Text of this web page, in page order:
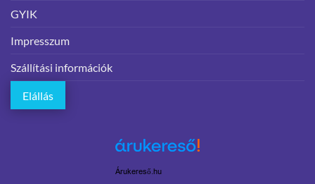
GYIK
Impresszum
Szállítási információk
Elállás
Árukereső.hu